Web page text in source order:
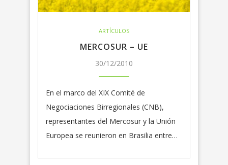
ARTÍCULOS
MERCOSUR – UE
30/12/2010
En el marco del XIX Comité de
Negociaciones Birregionales (CNB),
representantes del Mercosur y la Unión
Europea se reunieron en Brasilia entre…